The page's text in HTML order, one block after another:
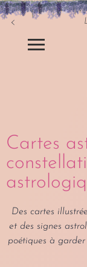
Cartes
Des cartes
et des signes
poétiques à